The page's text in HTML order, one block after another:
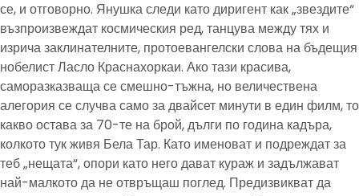
се, и отговорно. Янушка следи като диригент как „звездите“
възпроизвеждат космическия ред, танцува между тях и
изрича заклинателните, протоевангелски слова на бъдещия
нобелист Ласло Краснахоркаи. Ако тази красива,
саморазказваща се смешно-тъжна, но величествена
алегория се случва само за двайсет минути в един филм, то
какво остава за 70-те на брой, дълги по година кадъра,
колкото тук живя Бела Тар. Като именоват и подреждат за
теб „нещата“, опори като него дават кураж и задължават
най-малкото да не отвръщаш поглед. Предизвикват да